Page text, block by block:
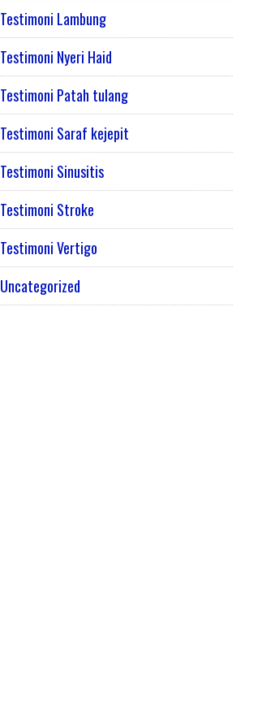
Testimoni Lambung
Testimoni Nyeri Haid
Testimoni Patah tulang
Testimoni Saraf kejepit
Testimoni Sinusitis
Testimoni Stroke
Testimoni Vertigo
Uncategorized